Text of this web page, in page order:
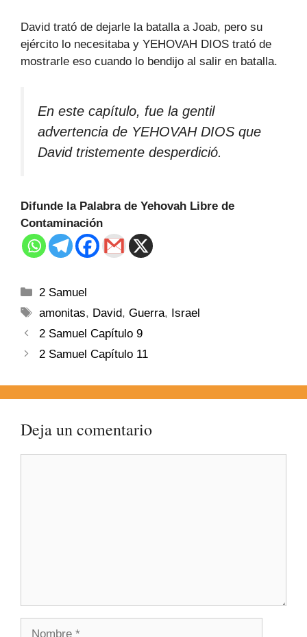
David trató de dejarle la batalla a Joab, pero su
ejército lo necesitaba y YEHOVAH DIOS trató de
mostrarle eso cuando lo bendijo al salir en batalla.
En este capítulo, fue la gentil
advertencia de YEHOVAH DIOS que
David tristemente desperdició.
Difunde la Palabra de Yehovah Libre de
Contaminación
2 Samuel
amonitas, David,Guerra, Israel
2 Samuel Capítulo 9
2 Samuel Capítulo 11
Deja un comentario